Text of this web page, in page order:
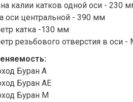
калии катков одной оси - 230
оси центральной - 390 мм
катка -130 мм
резьбового отверстия в оси -
Буран А
Буран АЕ
Буран М